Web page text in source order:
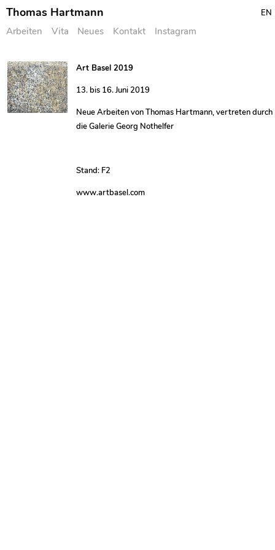
Skip
content
Thomas Hartmann
Arbeiten Vita Neues Kontakt Instagram
EN
Art Basel 2019
13. bis 16. Juni 2019
Neue Arbeiten von Thomas Hartmann, vertreten durch
die Galerie Georg Nothelfer
Stand: F2
www.artbasel.com